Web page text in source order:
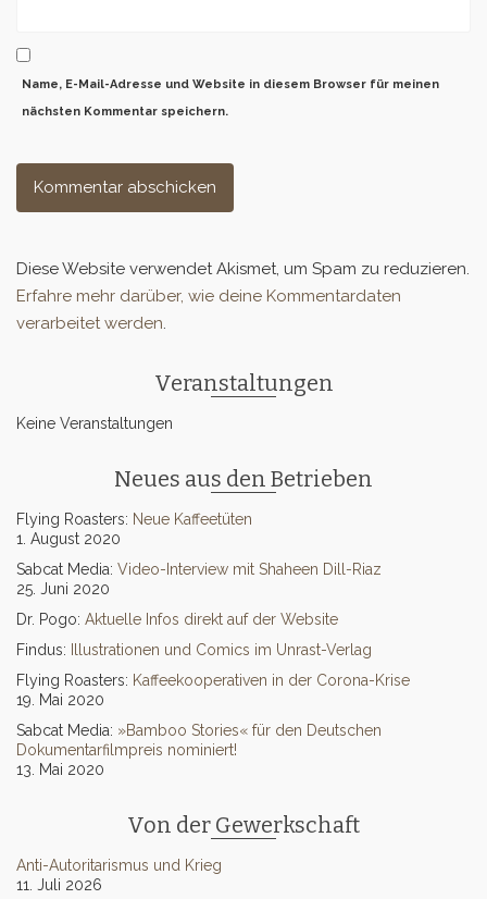
Name, E-Mail-Adresse und Website in diesem Browser für meinen
nächsten Kommentar speichern.
Diese Website verwendet Akismet, um Spam zu reduzieren.
Erfahre mehr darüber, wie deine Kommentardaten
verarbeitet werden.
Veranstaltungen
Keine Veranstaltungen
Neues aus den Betrieben
Flying Roasters: Neue Kaffeetüten
1. August 2020
Sabcat Media: Video-Interview mit Shaheen Dill-Riaz
25. Juni 2020
Dr. Pogo: Aktuelle Infos direkt auf der Website
Findus:
Illustrationen und Comics im Unrast-Verlag
Flying Roasters: Kaffeekooperativen in der Corona-Krise
19. Mai 2020
Sabcat Media: »Bamboo Stories« für den Deutschen
Dokumentarfilmpreis nominiert!
13. Mai 2020
Von der Gewerkschaft
Anti-Autoritarismus und Krieg
11. Juli 2026